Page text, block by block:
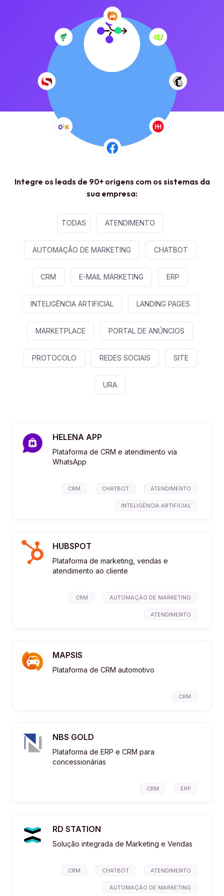
Integre os leads de 90+ origens com os sistemas da
sua empresa:
TODAS ATENDIMENTO
AUTOMAÇÃO DE MARKETING CHATBOT
CRM E-MAIL MARKETING ERP
INTELIGÊNCIA ARTIFICIAL LANDING PAGES
MARKETPLACE PORTAL DE ANÚNCIOS
PROTOCOLO REDES SOCIAIS SITE
URA
HELENA APP
Plataforma de CRM e atendimento via
WhatsApp
CRM CHATBOT ATENDIMENTO
INTELIGÊNCIA ARTIFICIAL
HUBSPOT
Plataforma de marketing, vendas e
atendimento ao cliente
CRM AUTOMAÇÃO DE MARKETING
ATENDIMENTO
MAPSIS
Plataforma de CRM automotivo
CRM
NBS GOLD
Plataforma de ERP e CRM para
concessionárias
CRM ERP
RD STATION
Solução integrada de Marketing e Vendas
CRM CHATBOT ATENDIMENTO
AUTOMAÇÃO DE MARKETING